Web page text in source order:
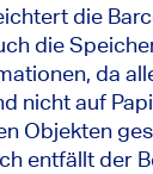
die
die
da
nicht auf
Objekten
entfällt der